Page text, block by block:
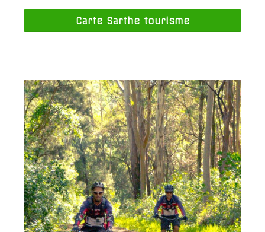
Carte Sarthe tourisme